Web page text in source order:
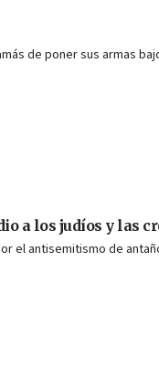
de poner sus armas
a los judíos y las
antisemitismo de